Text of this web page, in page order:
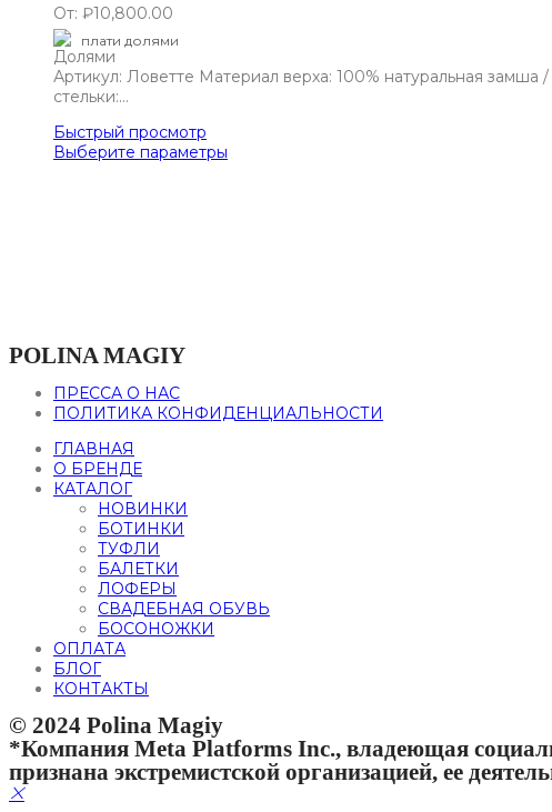
От: ₽10,800.00
плати долями
Артикул: Ловетте Материал верха: 100% натуральная
стельки:…
Быстрый просмотр
Выберите параметры
POLINA MAGIY
ПРЕССА О НАС
ПОЛИТИКА КОНФИДЕНЦИАЛЬНОСТИ
ГЛАВНАЯ
О БРЕНДЕ
КАТАЛОГ
НОВИНКИ
БОТИНКИ
ТУФЛИ
БАЛЕТКИ
ЛОФЕРЫ
СВАДЕБНАЯ ОБУВЬ
БОСОНОЖКИ
ОПЛАТА
БЛОГ
КОНТАКТЫ
© 2024 Polina Magiy
*Компания Meta Platforms Inc., владеющая
признана экстремистской организацией, ее